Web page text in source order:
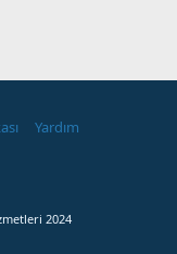
Yardım
2024